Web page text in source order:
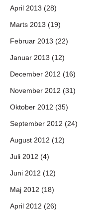
April 2013 (28)
Marts 2013 (19)
Februar 2013 (22)
Januar 2013 (12)
December 2012 (16)
November 2012 (31)
Oktober 2012 (35)
September 2012 (24)
August 2012 (12)
Juli 2012 (4)
Juni 2012 (12)
Maj 2012 (18)
April 2012 (26)